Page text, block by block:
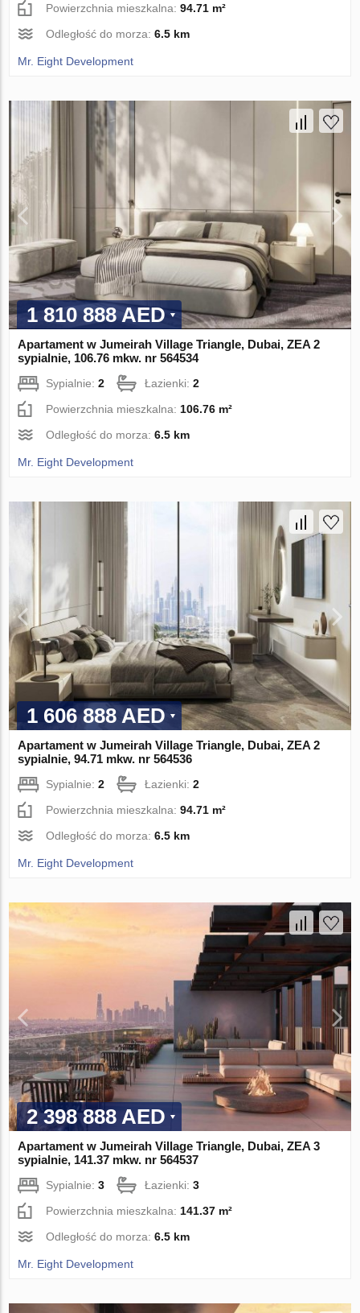
Powierzchnia mieszkalna:94.71 m²
Odległość do morza:6.5 km
Mr. Eight Development
1 810 888 AED
Apartament w Jumeirah Village Triangle, Dubai, ZEA 2
sypialnie, 106.76 mkw. nr 564534
Sypialnie:2 Łazienki:2
Powierzchnia mieszkalna: 106.76 m²
Odległość do morza:6.5 km
Mr. Eight Development
1 606 888 AED
Apartament w Jumeirah Village Triangle, Dubai, ZEA 2
sypialnie, 94.71 mkw. nr 564536
Sypialnie:2 Łazienki:2
Powierzchnia mieszkalna:94.71 m²
Odległość do morza:6.5 km
Mr. Eight Development
2 398 888 AED
Apartament w Jumeirah Village Triangle, Dubai, ZEA 3
sypialnie, 141.37 mkw. nr 564537
Sypialnie:3 Łazienki:3
Powierzchnia mieszkalna: 141.37 m²
Odległość do morza:6.5 km
Mr. Eight Development